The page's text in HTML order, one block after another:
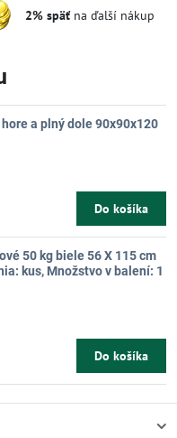
2% späťna ďalší nákup
a plný dole 90x90x120
Do košíka
50 kg biele 56 X 115 cm
kus, Množstvo v balení: 1
Do košíka